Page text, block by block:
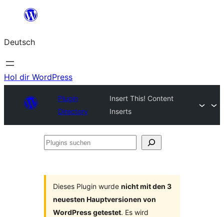
springen
Deutsch
Hol dir WordPress
Plugin
Directory
Insert This! Content
Inserts
Plugins
Dieses Plugin wurde nicht mit den 3
neuesten Hauptversionen von
WordPress getestet. Es wird